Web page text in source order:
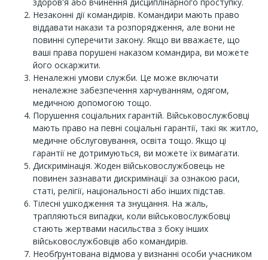
Незаконні дії командирів. Командири мають право
віддавати накази та розпорядження, але вони не
повинні суперечити закону. Якщо ви вважаєте, що
ваші права порушені наказом командира, ви можете
його оскаржити.
Неналежні умови служби. Це може включати
неналежне забезпечення харчуванням, одягом,
медичною допомогою тощо.
Порушення соціальних гарантій. Військовослужбовці
мають право на певні соціальні гарантії, такі як житло,
медичне обслуговування, освіта тощо. Якщо ці
гарантії не дотримуються, ви можете їх вимагати.
Дискримінація. Жоден військовослужбовець не
повинен зазнавати дискримінації за ознакою раси,
статі, релігії, національності або інших підстав.
Тілесні ушкодження та знущання. На жаль,
трапляються випадки, коли військовослужбовці
стають жертвами насильства з боку інших
військовослужбовців або командирів.
Необґрунтована відмова у визнанні особи учасником